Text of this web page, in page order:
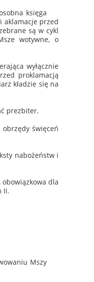
księga
aklamacje przed
są w cykl
wotywne, o
wyłącznie
proklamacją
kładzie się na
prezbiter.
święceń
nabożeństw i
dla
II.
Mszy